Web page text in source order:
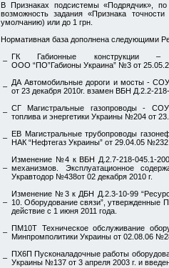
В Признаках подсистемы «Подрядчик»,
возможность задания «Признака
умолчанию) или до 1 грн.
Нормативная база дополнена следующими
–
ГК Габионные конструкции
ООО “ПО”Габионы Украина” №3 от
– ДА Автомобильные дороги и мосты - СОУ
от 23 декабря 2010г. взамен ВБН Д.2.2-
– СГ Магистральные газопроводы - СОУ
топлива и энергетики Украины №204 от
–
ЕВ Магистральные трубопроводы
НАК “Нефтегаз Украины” от 29.04.05
–
Изменение №4 к ВБН Д.2.7-218-045.1-
механизмов. Эксплуатационное
Укравтодор №438от 02 декабря 2010 г.
–
Изменение №3к ДБН Д.2.3-10-99
10. Оборудование связи”, утвержденные
действие с 1 июня 2011 года.
–
ПМ10Т Техническое обслуживание
Минпромполитики Украины от 02.08.06
–
ПХ6П Пусконаладочные работы
Украины №137 от 3 апреля 2003 г. и